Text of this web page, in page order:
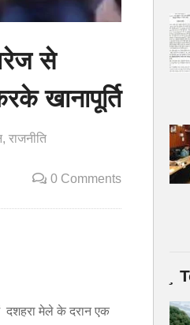
से
खानापूर्ति
राजनीति
0 Comments
दशहरा मेले के दरान एक